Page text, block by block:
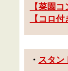
【菜園コ
【コロ
・ スタン